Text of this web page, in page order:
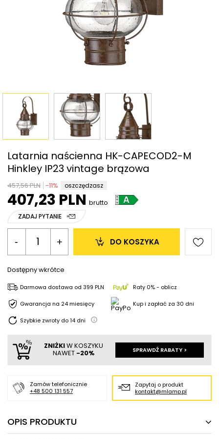
Latarnia naścienna HK-CAPECOD2-M
Hinkley IP23 vintage brązowa
457,56 PLN -11% oszczędzasz
407,23 PLN brutto
ZADAJ PYTANIE
- + DO KOSZYKA
Dostępny wkrótce
Darmowa dostawa od 399 PLN Raty 0% - oblicz
Gwarancja na 24 miesięcy Kup i zapłać za 30 dni
Szybkie zwroty do14 dni
ZNIŻKIW KOSZYKU
NAWET -20% SPRAWDŹ RABATY >
Zamów telefonicznie
+48 500 131 557
Zapytaj o produkt
kontakt@mlamp.pl
OPIS PRODUKTU